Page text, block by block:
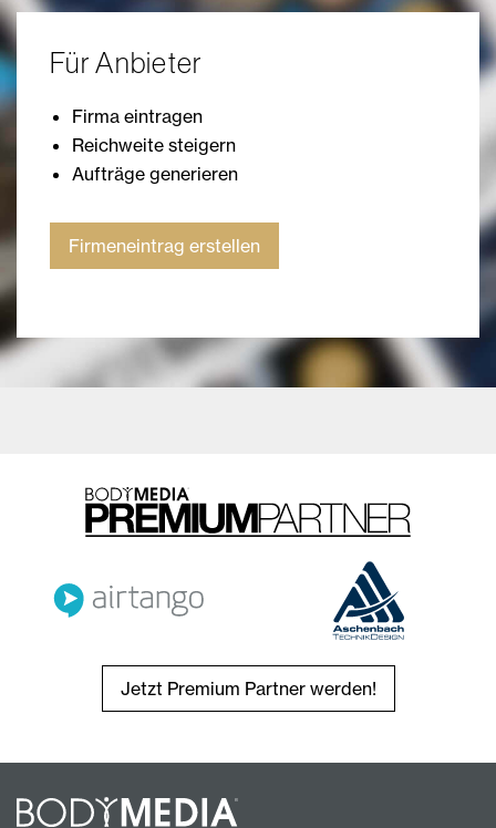
Für Anbieter
Firma eintragen
Reichweite steigern
Aufträge generieren
Firmeneintrag erstellen
Jetzt Premium Partner werden!